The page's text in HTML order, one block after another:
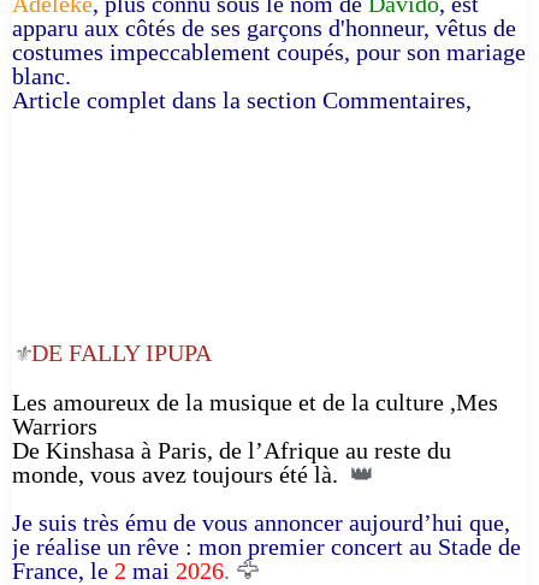
apparu aux côtés de ses garçons d'honneur, vêtus de
costumes impeccablement coupés, pour son mariage
blanc.
Article complet dans la section Commentaires,
⚜️DE FALLY IPUPA
Les amoureux de la musique et de la culture ,Mes
Warriors
De Kinshasa à Paris, de l’Afrique au reste du
monde, vous avez toujours été là. 👑
Je suis très ému de vous annoncer aujourd’hui que,
je réalise un rêve : mon premier concert au Stade de
France, le 2 mai 2026. 🦅